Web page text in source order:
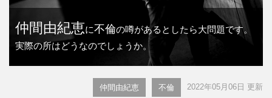
仲間由紀恵に不倫の噂があるとしたら大問題です。
実際の所はどうなのでしょうか。
仲間由紀恵 不倫 2022年05月06日 更新